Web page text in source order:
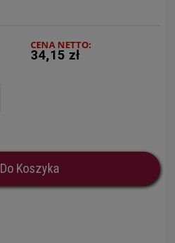
CENA NETTO:
34,15 zł
Do Koszyka